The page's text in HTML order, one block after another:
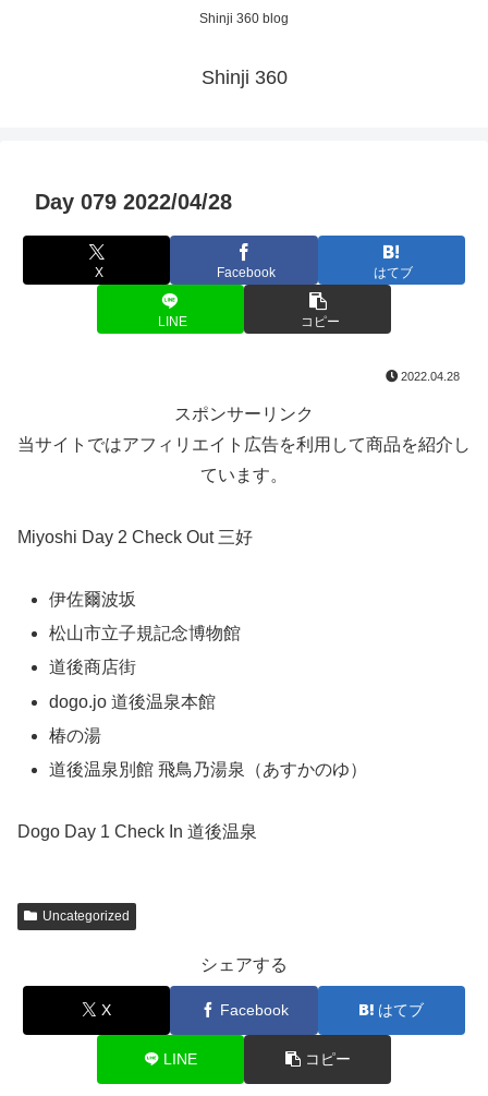
Shinji 360 blog
Shinji 360
Day 079 2022/04/28
X Facebook はてブ
LINE コピー
2022.04.28
スポンサーリンク
当サイトではアフィリエイト広告を利用して商品を紹介し
ています。
Miyoshi Day 2 Check Out 三好
伊佐爾波坂
松山市立子規記念博物館
道後商店街
dogo.jo 道後温泉本館
椿の湯
道後温泉別館 飛鳥乃湯泉（あすかのゆ）
Dogo Day 1 Check In 道後温泉
Uncategorized
シェアする
X Facebook はてブ
LINE コピー